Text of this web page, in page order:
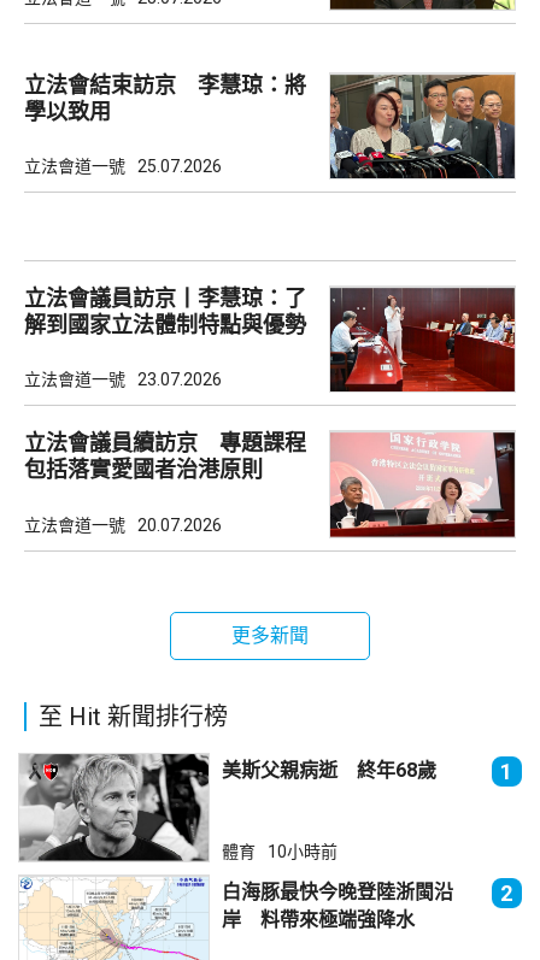
立法會結束訪京 李慧琼：將
學以致用
立法會道一號 25.07.2026
立法會議員訪京丨李慧琼：了
解到國家立法體制特點與優勢
立法會道一號 23.07.2026
立法會議員續訪京 專題課程
包括落實愛國者治港原則
立法會道一號 20.07.2026
更多新聞
至 Hit 新聞排行榜
美斯父親病逝 終年68歲 1
體育 10小時前
白海豚最快今晚登陸浙閩沿
岸 料帶來極端強降水
2